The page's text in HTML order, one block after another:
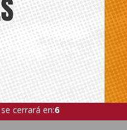
cerrará en:4